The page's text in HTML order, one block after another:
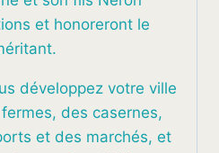
et honoreront le
développez votre ville
des casernes,
et des marchés, et